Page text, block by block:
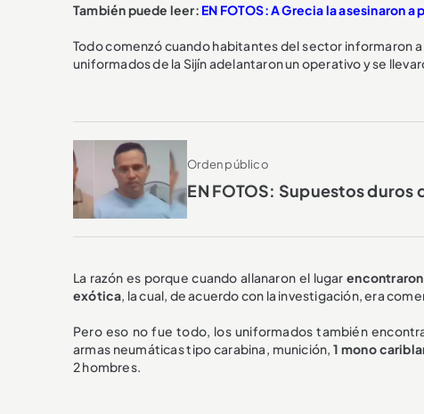
También puede leer: EN FOTOS: A Grecia la asesinaron
Todo comenzó cuando habitantes del sector informaron
uniformados de la Sijín adelantaron un operativo y se
Orden público
EN FOTOS: Supuestos
La razón es porque cuando allanaron el lugar
exótica, la cual, de acuerdo con la investigación, era
Pero eso no fue todo, los uniformados también
armas neumáticas tipo carabina, munición, 1 mono
2 hombres.